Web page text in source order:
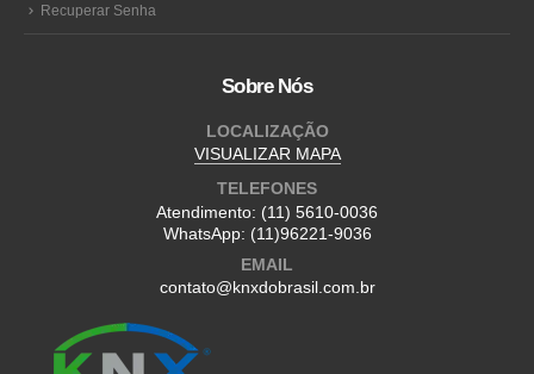
Recuperar Senha
Sobre Nós
LOCALIZAÇÃO
VISUALIZAR MAPA
TELEFONES
Atendimento: (11) 5610-0036
WhatsApp: (11)96221-9036
EMAIL
contato@knxdobrasil.com.br